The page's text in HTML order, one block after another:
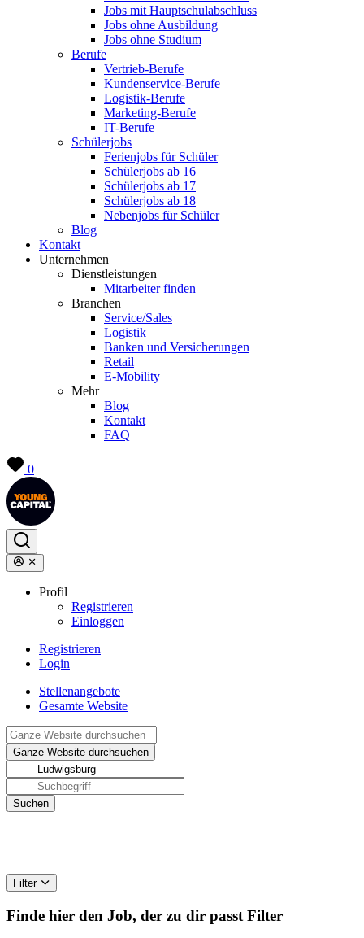
Jobs mit Hauptschulabschluss
Jobs ohne Ausbildung
Jobs ohne Studium
Berufe
Vertrieb-Berufe
Kundenservice-Berufe
Logistik-Berufe
Marketing-Berufe
IT-Berufe
Schülerjobs
Ferienjobs für Schüler
Schülerjobs ab 16
Schülerjobs ab 17
Schülerjobs ab 18
Nebenjobs für Schüler
Blog
Kontakt
Unternehmen
Dienstleistungen
Mitarbeiter finden
Branchen
Service/Sales
Logistik
Banken und Versicherungen
Retail
E-Mobility
Mehr
Blog
Kontakt
FAQ
0
Profil
Registrieren
Einloggen
Registrieren
Login
Stellenangebote
Gesamte Website
Filter
Finde hier den Job, der zu dir passt Filter